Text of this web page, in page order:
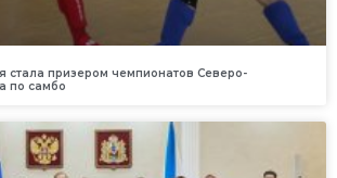
стала призером чемпионатов Северо-
по самбо